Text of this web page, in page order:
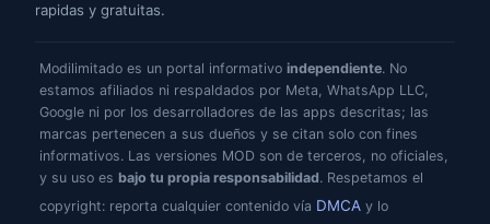
rapidas y gratuitas.
Modilimitado es un portal informativo independiente. No
estamos afiliados ni respaldados por Meta, WhatsApp LLC,
Google ni por los desarrolladores de las apps descritas; las
marcas pertenecen a sus dueños y se citan solo con fines
informativos. Las versiones MOD son de terceros, no oficiales,
y su uso es bajo tu propia responsabilidad. Respetamos el
copyright: reporta cualquier contenido vía DMCA y lo